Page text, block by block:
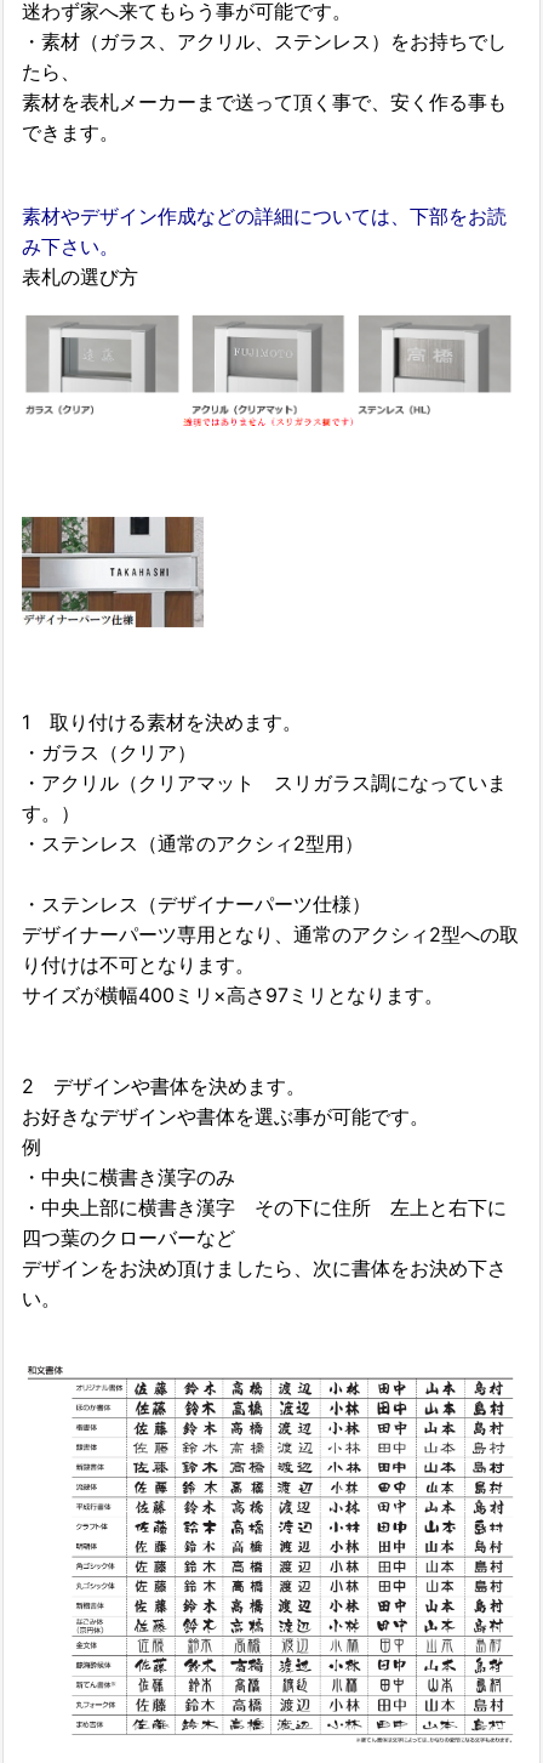
迷わず家へ来てもらう事が可能です。
・素材（ガラス、アクリル、ステンレス）をお持ちでし
たら、
素材を表札メーカーまで送って頂く事で、安く作る事も
できます。
素材やデザイン作成などの詳細については、下部をお読
み下さい。
表札の選び方
1 取り付ける素材を決めます。
・ガラス（クリア）
・アクリル（クリアマット スリガラス調になっていま
す。）
・ステンレス（通常のアクシィ2型用）
・ステンレス（デザイナーパーツ仕様）
デザイナーパーツ専用となり、通常のアクシィ2型への取
り付けは不可となります。
サイズが横幅400ミリ×高さ97ミリとなります。
2 デザインや書体を決めます。
お好きなデザインや書体を選ぶ事が可能です。
例
・中央に横書き漢字のみ
・中央上部に横書き漢字 その下に住所 左上と右下に
四つ葉のクローバーなど
デザインをお決め頂けましたら、次に書体をお決め下さ
い。